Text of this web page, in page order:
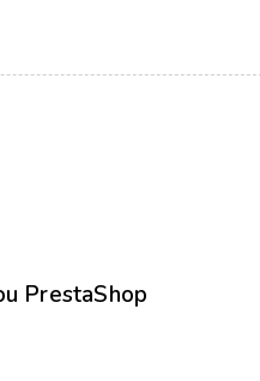
PrestaShop